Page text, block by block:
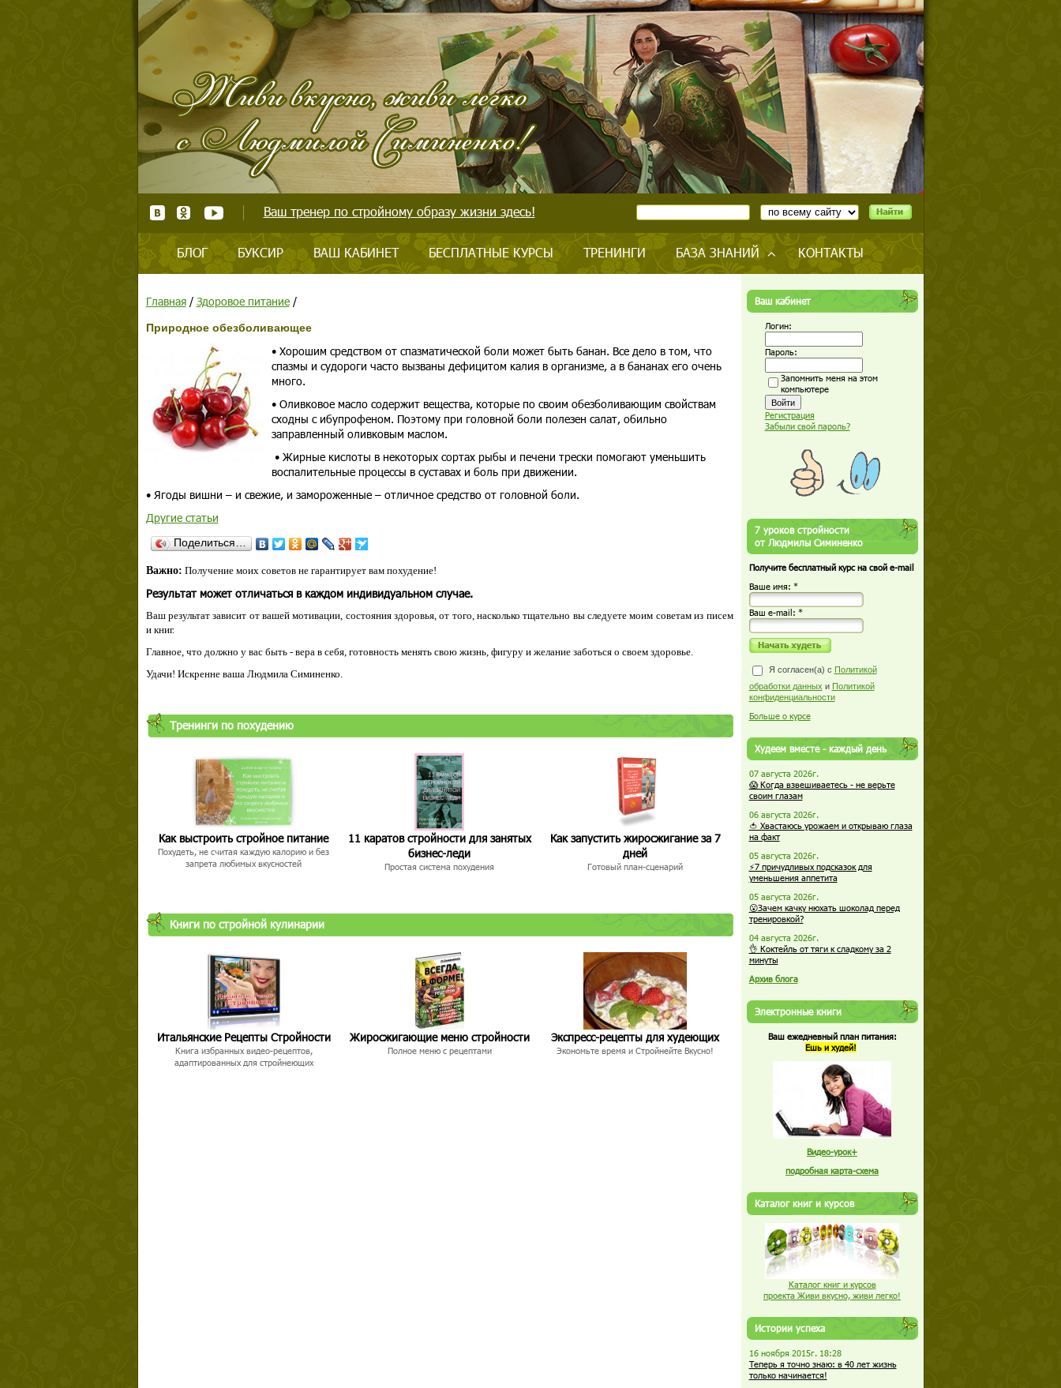
Ваш тренер по стройному образу жизни здесь!
БЛОГ БУКСИР ВАШ КАБИНЕТ БЕСПЛАТНЫЕ КУРСЫ ТРЕНИНГИ БАЗА ЗНАНИЙ КОНТАКТЫ
Главная/ Здоровое питание/
Природное обезболивающее
• Хорошим средством от спазматической боли может быть банан. Все дело в том, что
спазмы и судороги часто вызваны дефицитом калия в организме, а в бананах его очень
много.
• Оливковое масло содержит вещества, которые по своим обезболивающим свойствам
сходны с ибупрофеном. Поэтому при головной боли полезен салат, обильно
заправленный оливковым маслом.
• Жирные кислоты в некоторых сортах рыбы и печени трески помогают уменьшить
воспалительные процессы в суставах и боль при движении.
• Ягоды вишни – и свежие, и замороженные – отличное средство от головной боли.
Другие статьи
Поделиться…
Важно: Получение моих советов не гарантирует вам похудение!
Результат может отличаться в каждом индивидуальном случае.
Ваш результат зависит от вашей мотивации, состояния здоровья, от того, насколько тщательно вы следуете моим советам из писем
и книг.
Главное, что должно у вас быть - вера в себя, готовность менять свою жизнь, фигуру и желание заботься о своем здоровье.
Удачи! Искренне ваша Людмила Симиненко.
Тренинги по похудению
Как выстроить стройное питание
Похудеть, не считая каждую калорию и без
запрета любимых вкусностей
11 каратов стройности для занятых
бизнес-леди
Простая система похудения
Как запустить жиросжигание за 7
дней
Готовый план-сценарий
Книги по стройной кулинарии
Итальянские Рецепты Стройности
Книга избранных видео-рецептов,
адаптированных для стройнеющих
Жиросжигающие меню стройности
Полное меню с рецептами
Экспресс-рецепты для худеющих
Экономьте время и Стройнейте Вкусно!
Ваш кабинет
Логин:
Пароль:
Запомнить меня на этом
компьютере
Регистрация
Забыли свой пароль?
7 уроков стройности
от Людмилы Симиненко
Получите бесплатный курс на свой e-mail
Ваше имя: *
Ваш е-mail: *
Я согласен(а) с Политикой
обработки данных и Политикой
конфиденциальности
Больше о курсе
Худеем вместе - каждый день
07 августа 2026г.
😱 Когда взвешиваетесь - не верьте
своим глазам
06 августа 2026г.
🍅 Хвастаюсь урожаем и открываю глаза
на факт
05 августа 2026г.
⚡7 причудливых подсказок для
уменьшения аппетита
05 августа 2026г.
😮Зачем качку нюхать шоколад перед
тренировкой?
04 августа 2026г.
👌 Коктейль от тяги к сладкому за 2
минуты
Архив блога
Электронные книги
Ваш ежедневный план питания:
Ешь и худей!
Видео-урок+
подробная карта-схема
Каталог книг и курсов
Каталог книг и курсов
проекта Живи вкусно, живи легко!
Истории успеха
16 ноября 2015г. 18:28
Теперь я точно знаю: в 40 лет жизнь
только начинается!